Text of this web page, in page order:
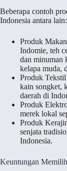
Beberapa contoh
Indonesia antara lain:
Produk
Indomie, teh
dan minuman
kelapa muda,
Produk
kain songket,
daerah di
Produk
merek lokal
Produk
senjata
Indonesia.
Keuntungan